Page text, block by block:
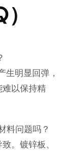
生明显回弹，
以保持精
料问题吗？
。镀锌板、